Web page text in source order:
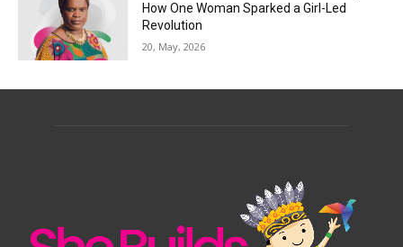
How One Woman Sparked a Girl-Led
Revolution
20, May, 2026